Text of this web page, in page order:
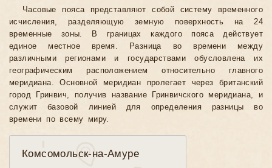
Часовые пояса представляют собой систему временного
исчисления, разделяющую земную поверхность на 24
временные зоны. В границах каждого пояса действует
единое местное время. Разница во времени между
различными регионами и государствами обусловлена их
географическим расположением относительно главного
меридиана. Основной меридиан пролегает через британский
город Гринвич, получив название Гринвичского меридиана, и
служит базовой линией для определения разницы во
времени по всему миру.
Комсомольск-на-Амуре